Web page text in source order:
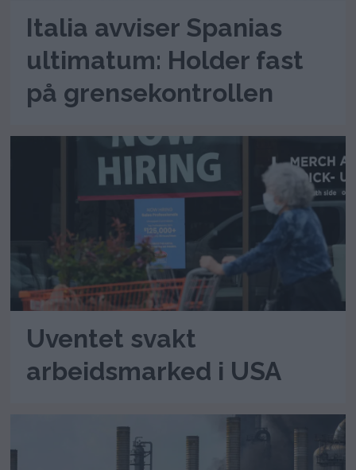
Italia avviser Spanias
ultimatum: Holder fast
på grensekontrollen
Uventet svakt
arbeidsmarked i USA